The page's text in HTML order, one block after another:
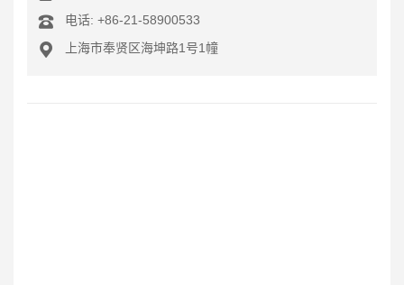
电话: +86-21-58900533
上海市奉贤区海坤路1号1幢